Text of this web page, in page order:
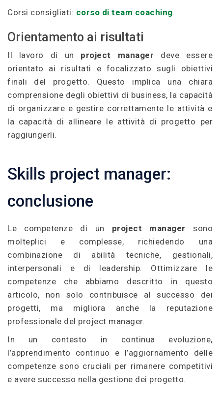
Corsi consigliati: corso di team coaching.
Orientamento ai risultati
Il lavoro di un project manager deve essere
orientato ai risultati e focalizzato sugli obiettivi
finali del progetto. Questo implica una chiara
comprensione degli obiettivi di business, la capacità
di organizzare e gestire correttamente le attività e
la capacità di allineare le attività di progetto per
raggiungerli.
Skills project manager:
conclusione
Le competenze di un project manager sono
molteplici e complesse, richiedendo una
combinazione di abilità tecniche, gestionali,
interpersonali e di leadership. Ottimizzare le
competenze che abbiamo descritto in questo
articolo, non solo contribuisce al successo dei
progetti, ma migliora anche la reputazione
professionale del project manager.
In un contesto in continua evoluzione,
l’apprendimento continuo e l’aggiornamento delle
competenze sono cruciali per rimanere competitivi
e avere successo nella gestione dei progetto.